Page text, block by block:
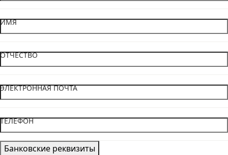
ИМЯ
ОТЧЕСТВО
ЭЛЕКТРОННАЯ ПОЧТА
ТЕЛЕФОН
Банковские реквизиты